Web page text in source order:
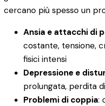
cercano più spesso un
Ansia e attacchi di
costante, tensione,
fisici intensi
Depressione e
prolungata, perdita
Problemi di coppia: